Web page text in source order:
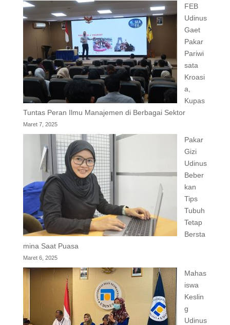
FEB
Udinus
Gaet
Pakar
Pariwi
sata
Kroasi
a,
Kupas
Tuntas Peran Ilmu Manajemen di Berbagai Sektor
Maret 7, 2025
Pakar
Gizi
Udinus
Beber
kan
Tips
Tubuh
Tetap
Bersta
mina Saat Puasa
Maret 6, 2025
Mahas
iswa
Keslin
g
Udinus